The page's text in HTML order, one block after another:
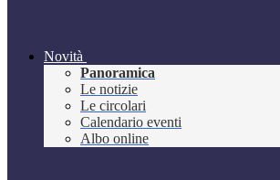
Novità
Panoramica
Le notizie
Le circolari
Calendario eventi
Albo online